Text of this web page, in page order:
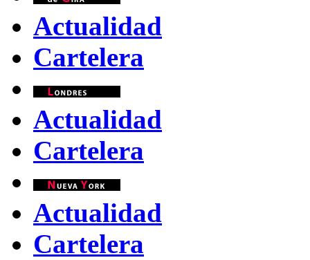
Actualidad
Cartelera
Actualidad
Cartelera
Actualidad
Cartelera